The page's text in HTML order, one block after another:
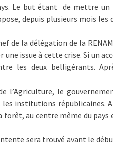
Le but étant de mettre
depuis plusieurs mois
de la délégation de la
issue à cette crise. Si un
les deux belligérants.
l’Agriculture, le
institutions républicaines.
forêt, au centre même du pays
sera trouvé avant le